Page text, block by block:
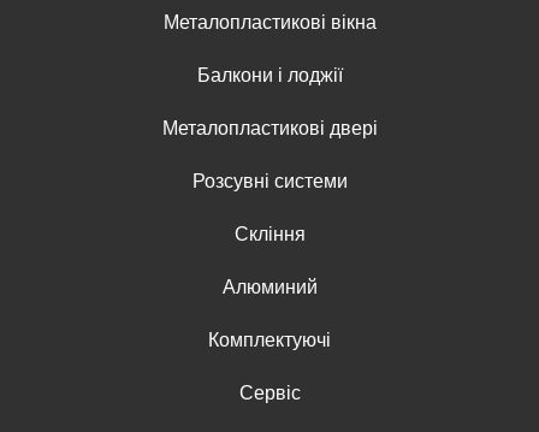
Металопластикові вікна
Балкони і лоджії
Металопластикові двері
Розсувні системи
Скління
Алюминий
Комплектуючі
Сервіс